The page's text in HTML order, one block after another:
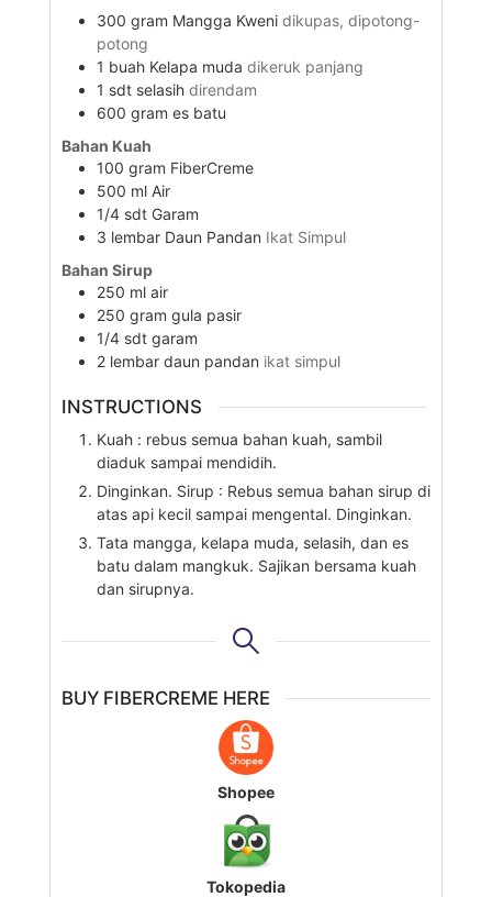
300 gram Mangga Kweni dikupas, dipotong-
potong
1 buah Kelapa muda dikeruk panjang
1 sdt selasih direndam
600 gram es batu
Bahan Kuah
100 gram FiberCreme
500 ml Air
1/4 sdt Garam
3 lembar Daun Pandan Ikat Simpul
Bahan Sirup
250 ml air
250 gram gula pasir
1/4 sdt garam
2 lembar daun pandan ikat simpul
INSTRUCTIONS
Kuah : rebus semua bahan kuah, sambil
diaduk sampai mendidih.
Dinginkan. Sirup : Rebus semua bahan sirup di
atas api kecil sampai mengental. Dinginkan.
Tata mangga, kelapa muda, selasih, dan es
batu dalam mangkuk. Sajikan bersama kuah
dan sirupnya.
BUY FIBERCREME HERE
Shopee
Tokopedia